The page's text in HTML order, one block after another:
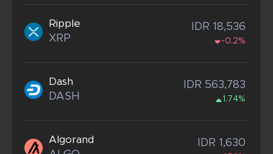
Ripple
XRP
IDR 18,536
-0.2%
Dash
DASH
IDR 563,783
1.74%
Algorand IDR 1,630